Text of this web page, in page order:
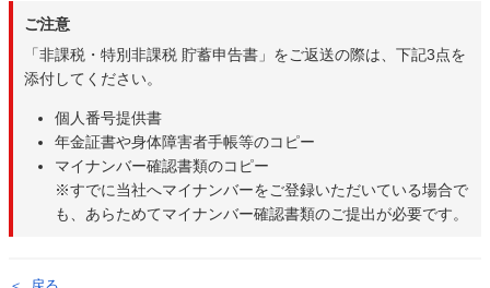
ご注意
「非課税・特別非課税 貯蓄申告書」をご返送の際は、下記3点を
添付してください。
個人番号提供書
年金証書や身体障害者手帳等のコピー
マイナンバー確認書類のコピー
※すでに当社へマイナンバーをご登録いただいている場合で
も、あらためてマイナンバー確認書類のご提出が必要です。